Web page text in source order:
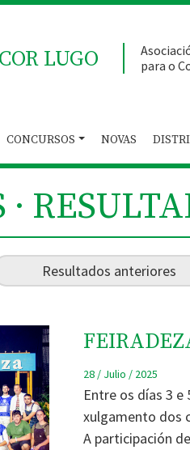
LUGO
para o
CONCURSOS NOVAS
·
Resultados anteriores
28 / Julio / 2025
Entre os días 3
xulgamento dos
A participación